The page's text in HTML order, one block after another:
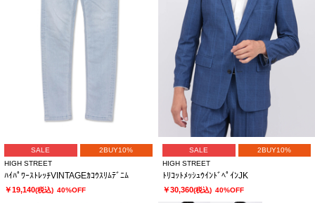
SALE
2BUY10%
HIGH STREET
ﾊｲﾊﾟﾜｰｽﾄﾚｯﾁVINTAGEｶｺｳｽﾘﾑﾃﾞﾆﾑ
￥19,140(税込) 40%OFF
SALE
2BUY10%
HIGH STREET
ﾄﾘｺｯﾄﾒｯｼｭｳｲﾝﾄﾞﾍﾟｲﾝJK
￥30,360(税込) 40%OFF